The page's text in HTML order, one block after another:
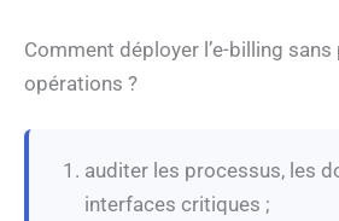
Comment déployer l’e-billing
opérations ?
auditer les processus, les
interfaces critiques ;